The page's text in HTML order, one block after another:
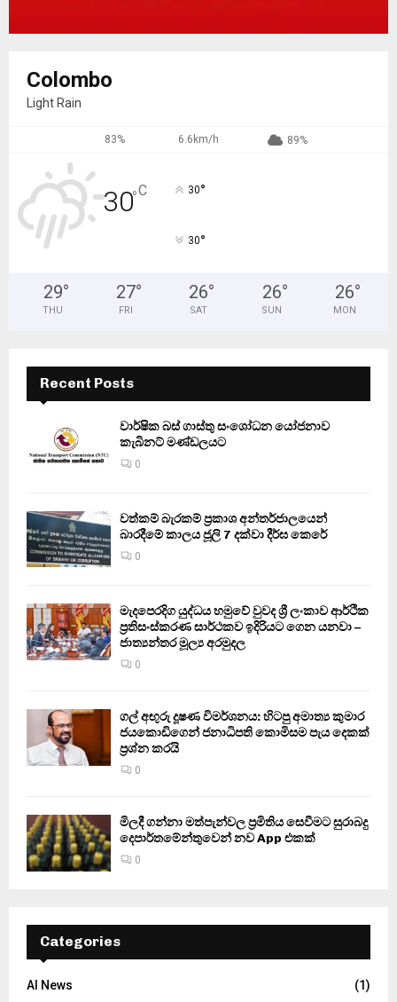
Colombo
Light Rain
83% 6.6km/h 89%
30°C 30°
30°
29°
THU
27°
FRI
26°
SAT
26°
SUN
26°
MON
Recent Posts
වාර්ෂික බස් ගාස්තු සංශෝධන යෝජනාව
කැබිනට් මණ්ඩලයට
0
වත්කම් බැරකම් ප්‍රකාශ අන්තර්ජාලයෙන්
බාරදීමේ කාලය ජූලි 7 දක්වා දීර්ඝ කෙරේ
0
මැදපෙරදිග යුද්ධය හමුවේ වුවද ශ්‍රී ලංකාව ආර්ථික
ප්‍රතිසංස්කරණ සාර්ථකව ඉදිරියට ගෙන යනවා –
ජාත්‍යන්තර මූල්‍ය අරමුදල
0
ගල් අඟුරු දූෂණ විමර්ශනය: හිටපු අමාත්‍ය කුමාර
ජයකොඩිගෙන් ජනාධිපති කොමිසම පැය දෙකක්
ප්‍රශ්න කරයි
0
මිලදී ගන්නා මත්පැන්වල ප්‍රමිතිය සෙවීමට සුරාබදු
දෙපාර්තමේන්තුවෙන් නව App එකක්
0
Categories
AI News
(1)